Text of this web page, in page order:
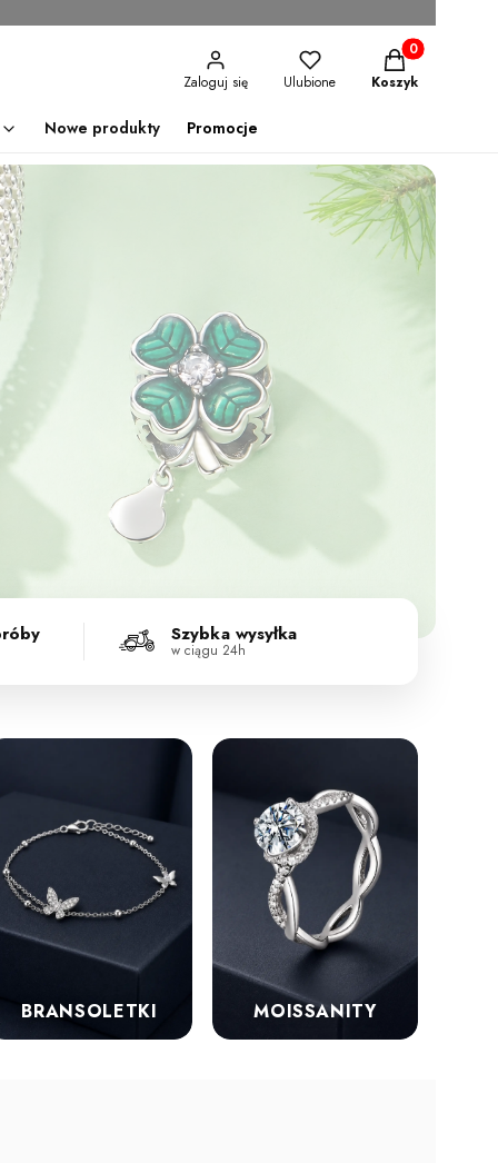
Zaloguj się Ulubione
Produkty w
Koszyk
Nowe produkty Promocje
Szybka wysyłka
w ciągu 24h
BRANSOLETKI MOISSANITY